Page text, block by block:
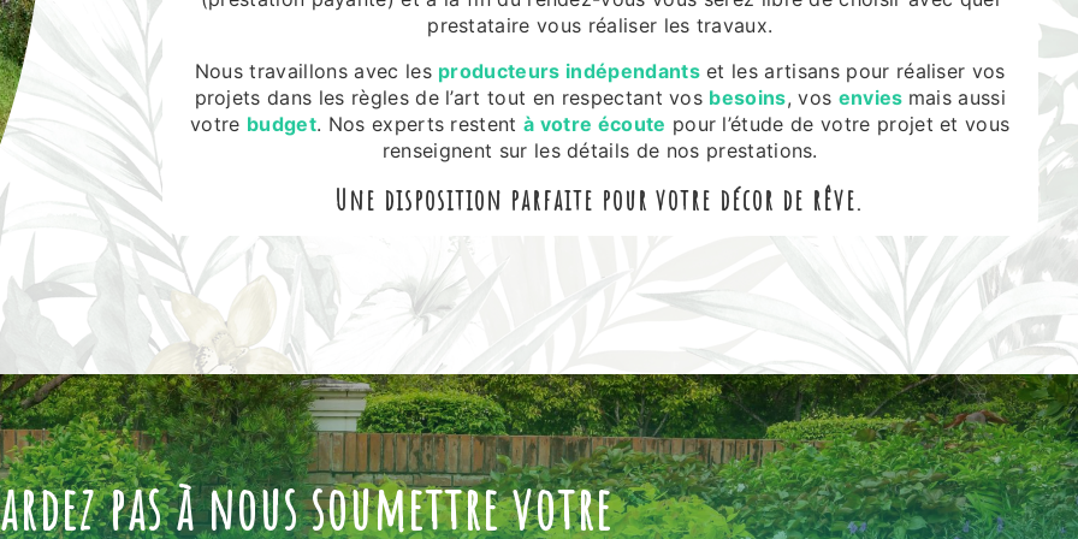
prestataire vous réaliser les travaux.
Nous travaillons avec les producteurs indépendantset les artisans pour réaliser vos
projets dans les règles de l’art tout en respectant vos besoins, vos envies mais aussi
votre budget. Nos experts restentà votre écoute pour l’étude de votre projet et vous
renseignent sur les détails de nos prestations.
Une disposition parfaite pour votre décor de rêve.
pas à nous soumettre votre